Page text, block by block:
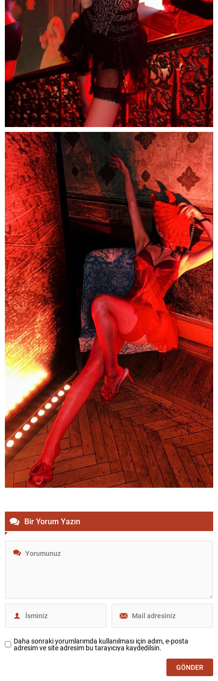
Bir Yorum Yazın
Daha sonraki yorumlarımda kullanılması için adım, e-posta
adresim ve site adresim bu tarayıcıya kaydedilsin.